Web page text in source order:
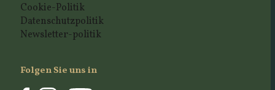
Cookie-Politik
Datenschutzpolitik
Newsletter-politik
Folgen Sie uns in